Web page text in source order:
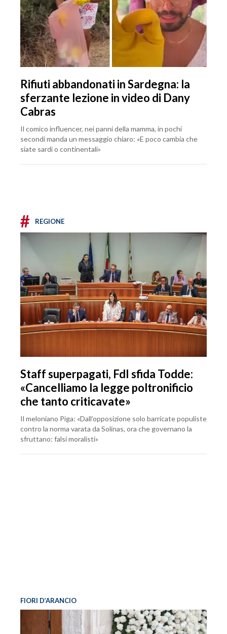
Rifiuti abbandonati in Sardegna: la
sferzante lezione in video di Dany
Cabras
Il comico influencer, nei panni della mamma, in pochi
secondi manda un messaggio chiaro: «E poco cambia che
siate sardi o continentali»
# REGIONE
Staff superpagati, FdI sfida Todde:
«Cancelliamo la legge poltronificio
che tanto criticavate»
Il meloniano Piga: «Dall’opposizione solo barricate populiste
contro la norma varata da Solinas, ora che governano la
sfruttano: falsi moralisti»
FIORI D’ARANCIO